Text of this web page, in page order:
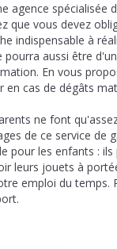
agence
que vous devez
indispensable à
pourra aussi être
En vous
cas de dégâts
ne font
de ce service de
les enfants :
leurs jouets à
emploi du temps.